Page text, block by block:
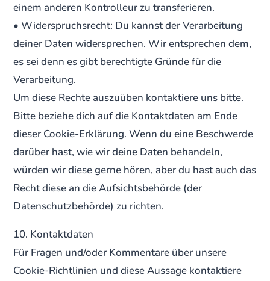
einem anderen Kontrolleur zu transferieren.
• Widerspruchsrecht: Du kannst der Verarbeitung
deiner Daten widersprechen. Wir entsprechen dem,
es sei denn es gibt berechtigte Gründe für die
Verarbeitung.
Um diese Rechte auszuüben kontaktiere uns bitte.
Bitte beziehe dich auf die Kontaktdaten am Ende
dieser Cookie-Erklärung. Wenn du eine Beschwerde
darüber hast, wie wir deine Daten behandeln,
würden wir diese gerne hören, aber du hast auch das
Recht diese an die Aufsichtsbehörde (der
Datenschutzbehörde) zu richten.
10. Kontaktdaten
Für Fragen und/oder Kommentare über unsere
Cookie-Richtlinien und diese Aussage kontaktiere